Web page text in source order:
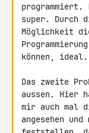
programmiert.
super. Durch
Möglichkeit
können, ideal.
Das zweite
aussen. Hier
mir auch mal
angesehen und